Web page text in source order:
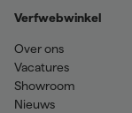
Verfwebwinkel
Over ons
Vacatures
Showroom
Nieuws